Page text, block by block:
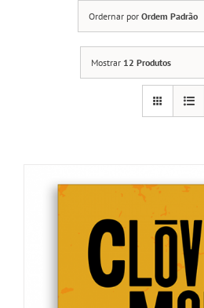
Sobre a Editora
Ordernar por Ordem Padrão
Mostrar 12 Produtos